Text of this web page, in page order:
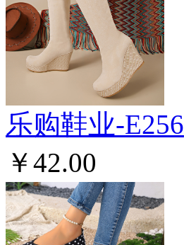
乐购鞋业-E256
￥42.00